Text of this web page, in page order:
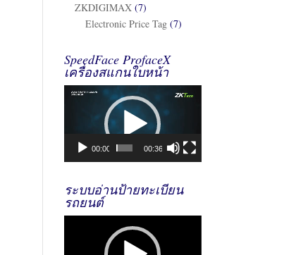
ZKDIGIMAX (7)
Electronic Price Tag (7)
SpeedFace ProfaceX
เครื่องสแกนใบหน้า
Video
00:00 00:36
ระบบอ่านป้ายทะเบียน
รถยนต์